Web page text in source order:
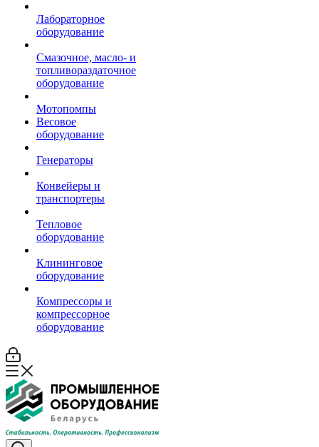
Лабораторное
оборудование
Смазочное, масло- и
топливораздаточное
оборудование
Мотопомпы
Весовое
оборудование
Генераторы
Конвейеры и
транспортеры
Тепловое
оборудование
Клининговое
оборудование
Компрессоры и
компрессорное
оборудование